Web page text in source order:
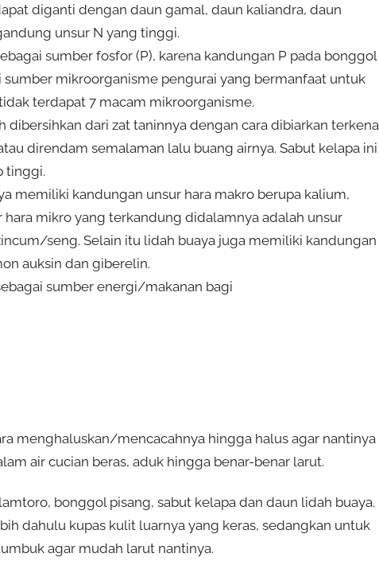
diganti dengan daun gamal, daun kaliandra, daun
unsur N yang tinggi.
sumber fosfor (P), karena kandungan P pada bonggol
mikroorganisme pengurai yang bermanfaat untuk
terdapat 7 macam mikroorganisme.
dibersihkan dari zat taninnya dengan cara dibiarkan terkena
direndam semalaman lalu buang airnya. Sabut kelapa ini
tinggi.
memiliki kandungan unsur hara makro berupa kalium,
mikro yang terkandung didalamnya adalah unsur
seng. Selain itu lidah buaya juga memiliki kandungan
auksin dan giberelin.
sumber energi/makanan bagi
menghaluskan/mencacahnya hingga halus agar nantinya
air cucian beras, aduk hingga benar-benar larut.
bonggol pisang, sabut kelapa dan daun lidah buaya.
dahulu kupas kulit luarnya yang keras, sedangkan untuk
agar mudah larut nantinya.